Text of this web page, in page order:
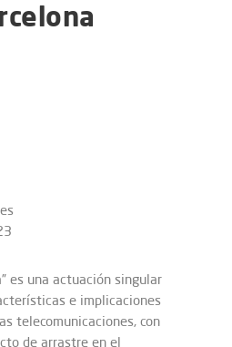
es una actuación singular
e implicaciones
telecomunicaciones, con
de arrastre en el